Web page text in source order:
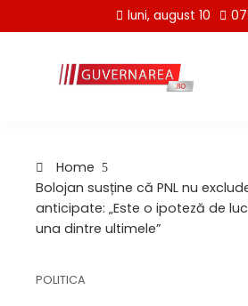
to
luni, august 10
Home
Bolojan susține că PNL nu
anticipate: „Este o ipoteză de
una dintre ultimele”
POLITICA